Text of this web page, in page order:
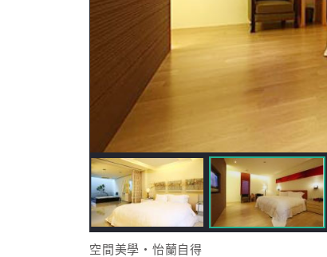
空間美學‧怡蘭自得